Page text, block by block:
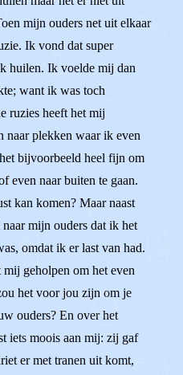
mijn ouders net uit elkaar
Ik vond dat super
huilen. Ik voelde mij dan
want ik was toch
ruzies heeft het mij
naar plekken waar ik even
bijvoorbeeld heel fijn om
even naar buiten te gaan.
kan komen? Maar naast
mijn ouders dat ik het
omdat ik er last van had.
geholpen om het even
het voor jou zijn om je
ouders? En over het
iets moois aan mij: zij gaf
er met tranen uit komt,